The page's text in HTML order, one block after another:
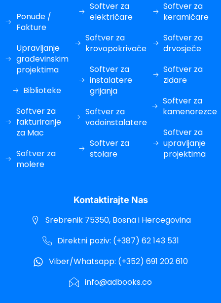
Ponude /
Fakture
Upravljanje
građevinskim
projektima
Biblioteke
Softver za
fakturiranje
za Mac
Softver za
molere
Softver za
električare
Softver za
krovopokrivače
Softver za
instalatere
grijanja
Softver za
vodoinstalatere
Softver za
stolare
Softver za
keramičare
Softver za
drvosječe
Softver za
zidare
Softver za
kamenorezce
Softver za
upravljanje
projektima
Kontaktirajte Nas
Srebrenik 75350, Bosna i Hercegovina
Direktni poziv: (+387) 62 143 531
Viber/Whatsapp: (+352) 691 202 610
info@adbooks.co